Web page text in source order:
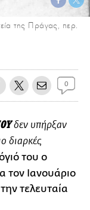
της Πράγας, περ.
0
δεν υπήρξαν
διαρκές
του ο
τον Ιανουάριο
τελευταία